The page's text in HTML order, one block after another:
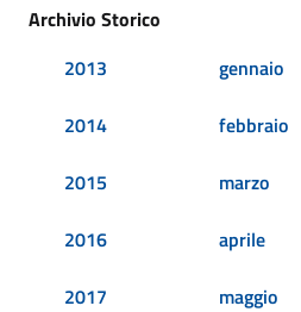
Archivio Storico
2013
2014
2015
2016
2017
gennaio
febbraio
marzo
aprile
maggio